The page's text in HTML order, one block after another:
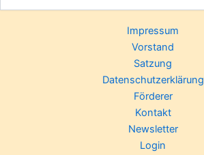
Impressum
Vorstand
Satzung
Datenschutzerklärung
Förderer
Kontakt
Newsletter
Login